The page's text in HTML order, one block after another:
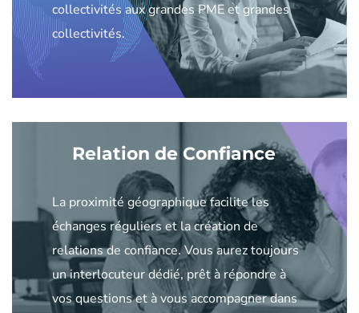
collectivités aux grandes PME et grandes
collectivités.
Relation de Confiance
La proximité géographique facilite les
échanges réguliers et la création de
relations de confiance. Vous aurez toujours
un interlocuteur dédié, prêt à répondre à
vos questions et à vous accompagner dans